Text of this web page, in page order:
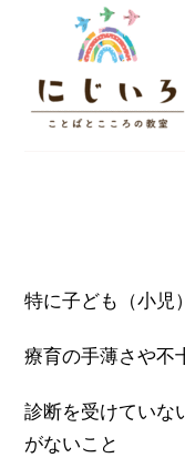
特に子ども（小児
療育の手薄さや不
診断を受けていな
がないこと